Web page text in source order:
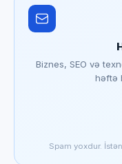
Biznes, SEO və
həftə
Spam yoxdur.